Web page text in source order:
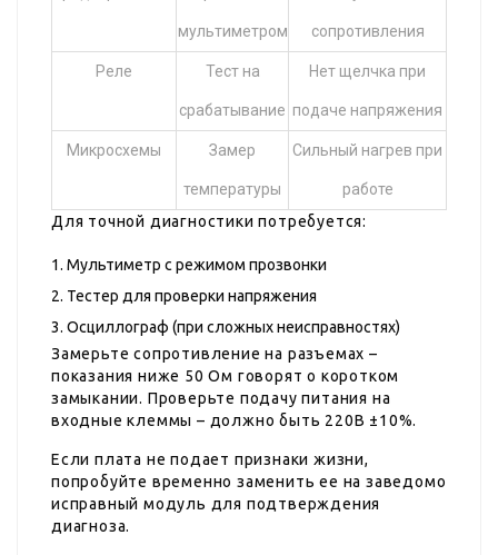
мультиметром сопротивления
Реле Тест на
срабатывание
Нет щелчка при
подаче напряжения
Микросхемы Замер
температуры
Сильный нагрев при
работе
Для точной диагностики потребуется:
Мультиметр с режимом прозвонки
Тестер для проверки напряжения
Осциллограф (при сложных неисправностях)
Замерьте сопротивление на разъемах –
показания ниже 50 Ом говорят о коротком
замыкании. Проверьте подачу питания на
входные клеммы – должно быть 220В ±10%.
Если плата не подает признаки жизни,
попробуйте временно заменить ее на заведомо
исправный модуль для подтверждения
диагноза.